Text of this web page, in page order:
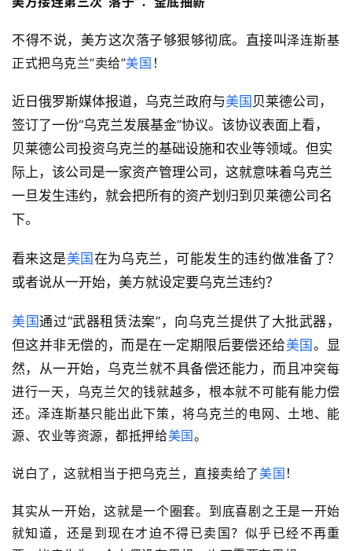
不得不说，美方这次落子够狠够彻底。直接叫泽连斯基
正式把乌克兰“卖给”美国 ！
近日俄罗斯媒体报道，乌克兰政府与美国 贝莱德公司，
签订了一份“乌克兰发展基金”协议。该协议表面上看，
贝莱德公司投资乌克兰的基础设施和农业等领域。但实
际上，该公司是一家资产管理公司，这就意味着乌克兰
一旦发生违约，就会把所有的资产划归到贝莱德公司名
下。
看来这是美国 在为乌克兰，可能发生的违约做准备了？
或者说从一开始，美方就设定要乌克兰违约？
美国通过“武器租赁法案”，向乌克兰提供了大批武器，
但这并非无偿的，而是在一定期限后要偿还给美国 。显
然，从一开始，乌克兰就不具备偿还能力，而且冲突每
进行一天，乌克兰欠的钱就越多，根本就不可能有能力偿
还。泽连斯基只能出此下策，将乌克兰的电网、土地、能
源、农业等资源，都抵押给美国。
说白了，这就相当于把乌克兰，直接卖给了美国 ！
其实从一开始，这就是一个圈套。到底喜剧之王是一开始
就知道，还是到现在才迫不得已卖国？似乎已经不再重